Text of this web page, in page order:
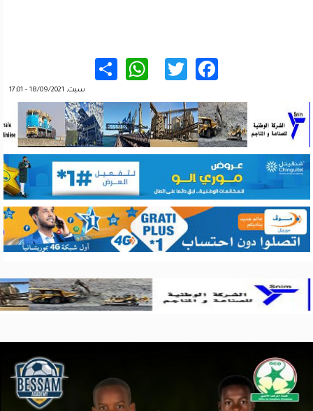
Facebook
Twitter
WhatsApp
سبت, 18/09/2021 - 17:01